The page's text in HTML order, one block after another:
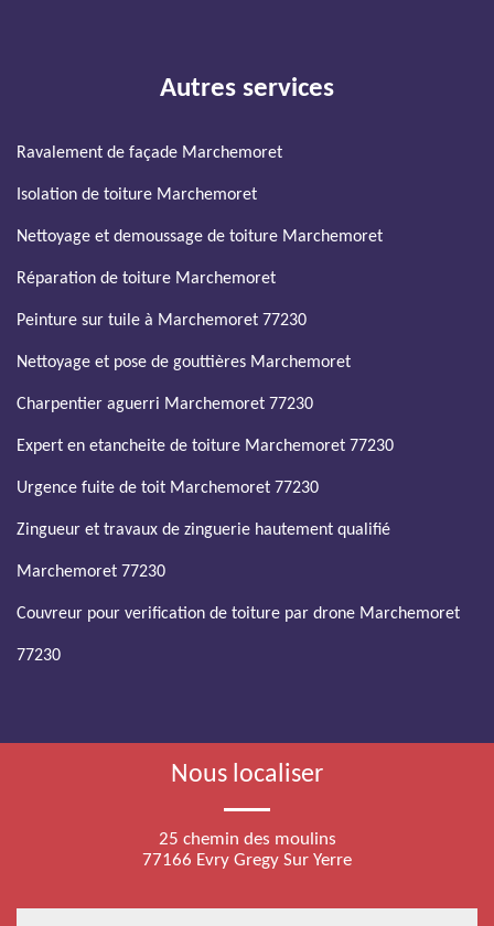
Autres services
Ravalement de façade Marchemoret
Isolation de toiture Marchemoret
Nettoyage et demoussage de toiture Marchemoret
Réparation de toiture Marchemoret
Peinture sur tuile à Marchemoret 77230
Nettoyage et pose de gouttières Marchemoret
Charpentier aguerri Marchemoret 77230
Expert en etancheite de toiture Marchemoret 77230
Urgence fuite de toit Marchemoret 77230
Zingueur et travaux de zinguerie hautement qualifié
Marchemoret 77230
Couvreur pour verification de toiture par drone Marchemoret
77230
Nous localiser
25 chemin des moulins
77166 Evry Gregy Sur Yerre